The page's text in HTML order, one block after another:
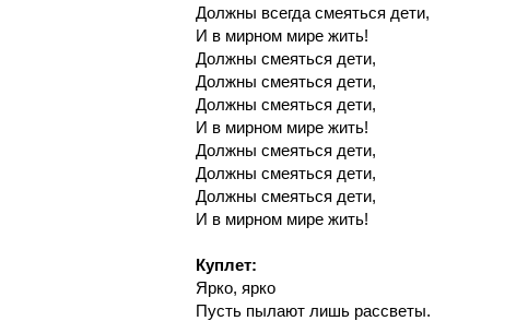
Должны всегда смеяться дети,
И в мирном мире жить!
Должны смеяться дети,
Должны смеяться дети,
Должны смеяться дети,
И в мирном мире жить!
Должны смеяться дети,
Должны смеяться дети,
Должны смеяться дети,
И в мирном мире жить!
Куплет:
Ярко, ярко
Пусть пылают лишь рассветы.